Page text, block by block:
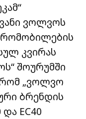
ვოლვოს
კვირას
შოურუმში
რომ „ვოლვო
ბრენდის
EC40